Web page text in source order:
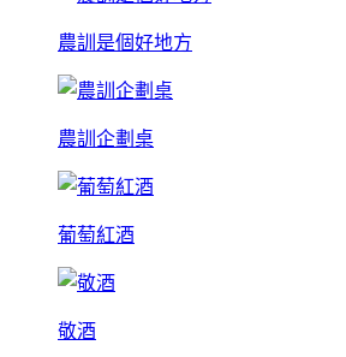
農訓是個好地方
農訓企劃桌
葡萄紅酒
敬酒